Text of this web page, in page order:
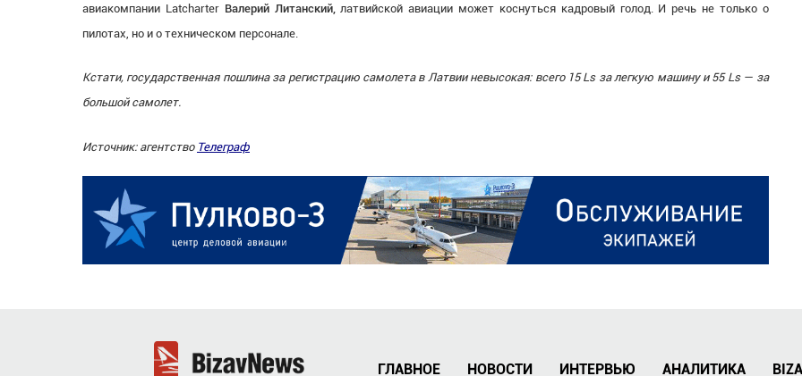
авиакомпании Latcharter Валерий Литанский, латвийской авиации может коснуться кадровый голод. И речь не только о
пилотах, но и о техническом персонале.
Кстати, государственная пошлина за регистрацию самолета в Латвии невысокая: всего 15 Ls за легкую машину и 55 Ls — за
большой самолет.
Источник: агентство Телеграф
ГЛАВНОЕ НОВОСТИ ИНТЕРВЬЮ АНАЛИТИКА